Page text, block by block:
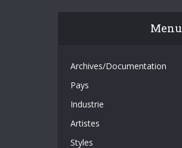
Menu
Archives/Documentation
Pays
Industrie
Artistes
Styles